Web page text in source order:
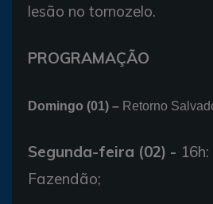
lesão no tornozelo.
PROGRAMAÇÃO
Domingo (01) – Retorno
Segunda-feira (02) -
Fazendão;